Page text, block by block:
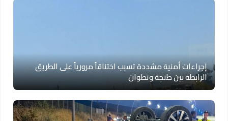
إجراءات أمنية مشددة تسبب اختناقاً مرورياً على الطريق
الرابطة بين طنجة وتطوان